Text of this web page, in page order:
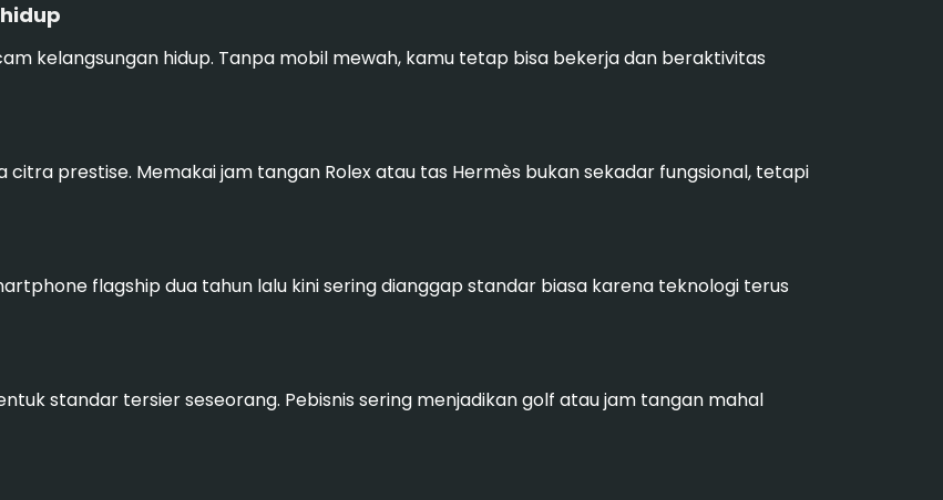
kelangsungan hidup. Tanpa mobil mewah, kamu tetap bisa bekerja dan beraktivitas
prestise. Memakai jam tangan Rolex atau tas Hermès bukan sekadar fungsional, tetapi
flagship dua tahun lalu kini sering dianggap standar biasa karena teknologi terus
standar tersier seseorang. Pebisnis sering menjadikan golf atau jam tangan mahal